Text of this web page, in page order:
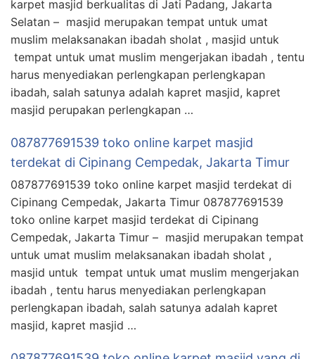
karpet masjid berkualitas di Jati Padang, Jakarta
Selatan – masjid merupakan tempat untuk umat
muslim melaksanakan ibadah sholat , masjid untuk
tempat untuk umat muslim mengerjakan ibadah , tentu
harus menyediakan perlengkapan perlengkapan
ibadah, salah satunya adalah kapret masjid, kapret
masjid perupakan perlengkapan …
087877691539 toko online karpet masjid
terdekat di Cipinang Cempedak, Jakarta Timur
087877691539 toko online karpet masjid terdekat di
Cipinang Cempedak, Jakarta Timur 087877691539
toko online karpet masjid terdekat di Cipinang
Cempedak, Jakarta Timur – masjid merupakan tempat
untuk umat muslim melaksanakan ibadah sholat ,
masjid untuk tempat untuk umat muslim mengerjakan
ibadah , tentu harus menyediakan perlengkapan
perlengkapan ibadah, salah satunya adalah kapret
masjid, kapret masjid …